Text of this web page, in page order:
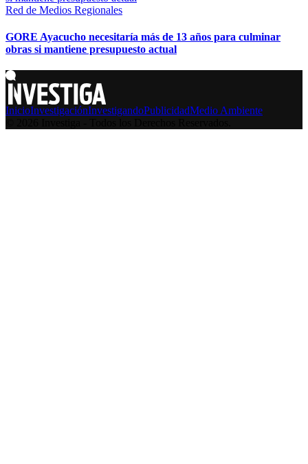
Red de Medios Regionales
GORE Ayacucho necesitaría más de 13 años para culminar
obras si mantiene presupuesto actual
InicioInvestigaciónInvestigandoPublicidadMedio Ambiente